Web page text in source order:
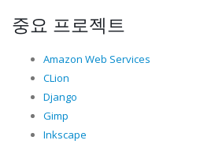
중요 프로젝트
Amazon Web Services
CLion
Django
Gimp
Inkscape